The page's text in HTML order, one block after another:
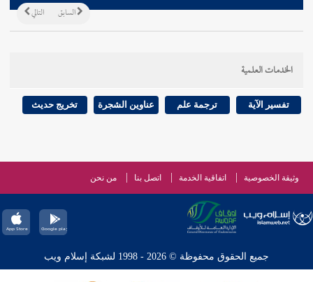
التالي السابق
الخدمات العلمية
تفسير الآية ترجمة علم عناوين الشجرة تخريج حديث
وثيقة الخصوصية اتفاقية الخدمة اتصل بنا من نحن
جميع الحقوق محفوظة © 2026 - 1998 لشبكة إسلام ويب